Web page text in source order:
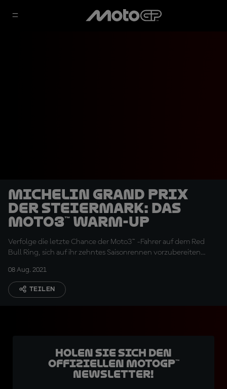
Michelin Grand Prix
der Steiermark: Das
Moto3™ Warm-Up
Verfolge die letzte Chance der Moto3™ -Fahrer auf dem Red
Bull Ring, sich auf ihr zehntes Saisonrennen vorzubereiten...
08 Aug. 2021
TEILEN
Holen Sie sich den
offiziellen MotoGP™
Newsletter!